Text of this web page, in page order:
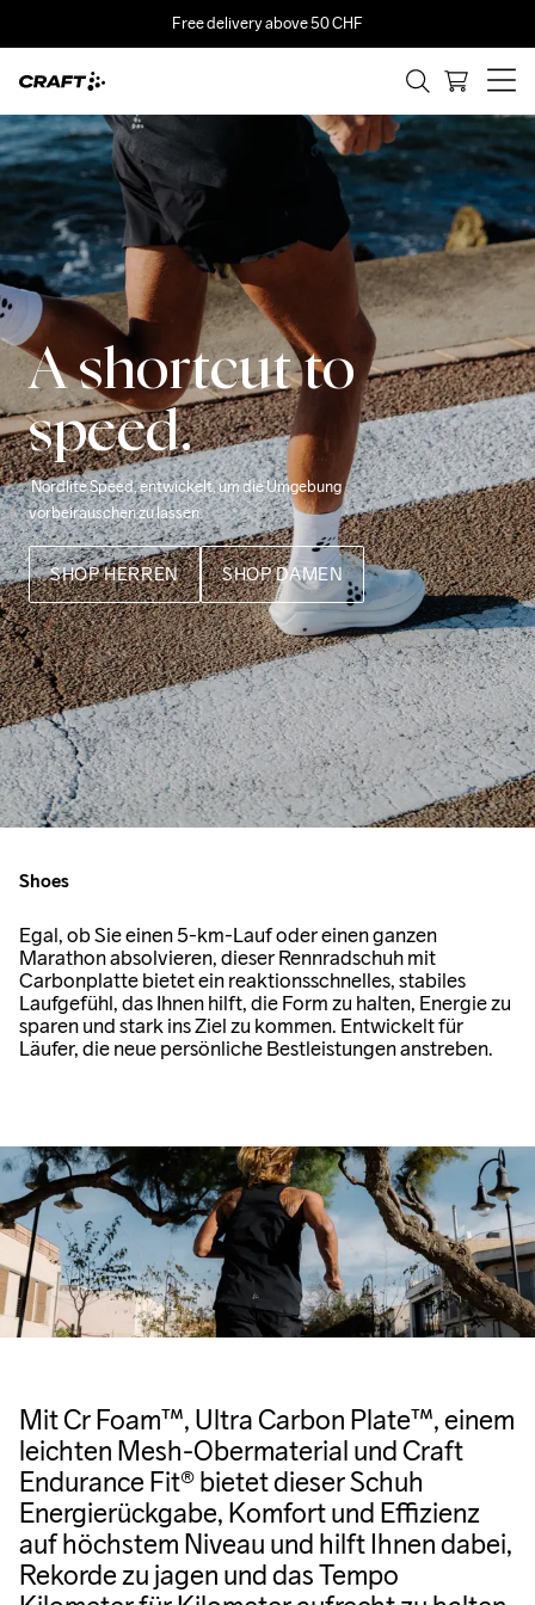
Free delivery above 50 CHF
A shortcut to
speed.
Nordlite Speed, entwickelt, um die Umgebung
vorbeirauschen zu lassen.
SHOP HERREN SHOP DAMEN
Shoes
Egal, ob Sie einen 5-km-Lauf oder einen ganzen
Marathon absolvieren, dieser Rennradschuh mit
Carbonplatte bietet ein reaktionsschnelles, stabiles
Laufgefühl, das Ihnen hilft, die Form zu halten, Energie zu
sparen und stark ins Ziel zu kommen. Entwickelt für
Läufer, die neue persönliche Bestleistungen anstreben.
Mit Cr Foam™, Ultra Carbon Plate™, einem
leichten Mesh-Obermaterial und Craft
Endurance Fit® bietet dieser Schuh
Energierückgabe, Komfort und Effizienz
auf höchstem Niveau und hilft Ihnen dabei,
Rekorde zu jagen und das Tempo